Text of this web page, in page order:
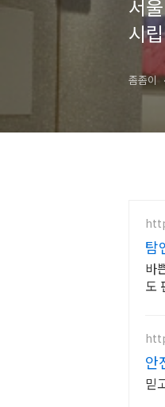
서
시
좀좀이
탐
바
도
안